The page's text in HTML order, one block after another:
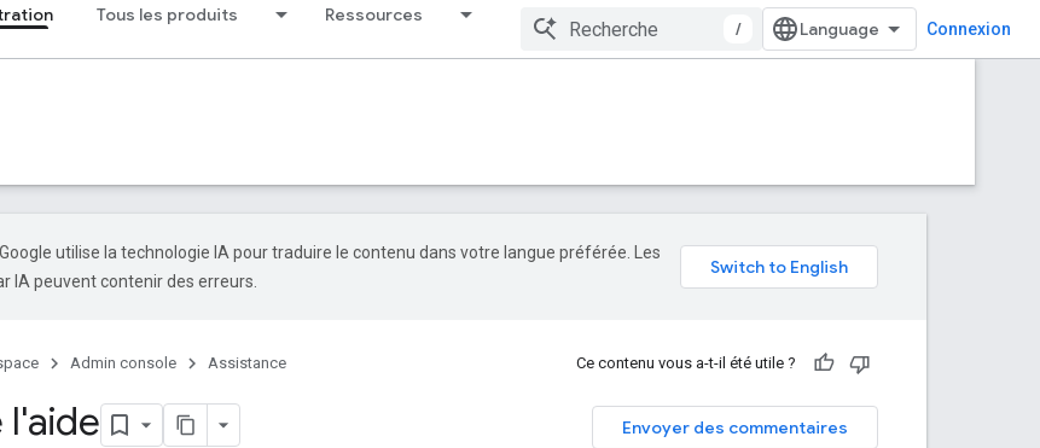
Tous les produits Ressources
/ Connexion
Google utilise la technologie IA pour traduire le contenu dans votre langue préférée. Les
IA peuvent contenir des erreurs.
Admin console Assistance Ce contenu vous a-t-il été utile ?
Envoyer des commentaires
l'aide